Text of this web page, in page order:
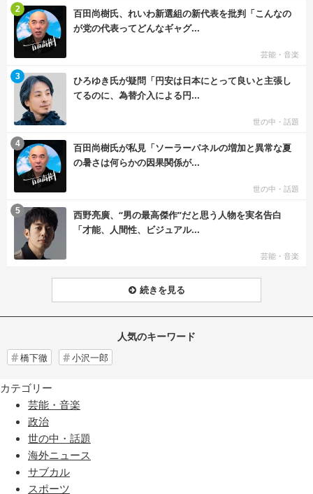
百田尚樹氏、れいわ新選組の新代表を批判「こんなの
が党の代表ってどんなギャグ...
芸能・音楽
2
ひろゆき氏が疑問「円安は日本にとって良いと主張し
てるのに、為替介入による円...
世の中・話題
3
百田尚樹氏が私見「ソーラーパネルの増加と異常な夏
の暑さは何らかの因果関係が...
世の中・話題
4
西野亮廣、“男の最高傑作”だと思う人物を実名告白
「才能、人間性、ビジュアル...
芸能・音楽
5
続きを見る
人気のキーワード
橋下徹 小沢一郎
カテゴリー
芸能・音楽
政治
世の中・話題
海外ニュース
サブカル
スポーツ